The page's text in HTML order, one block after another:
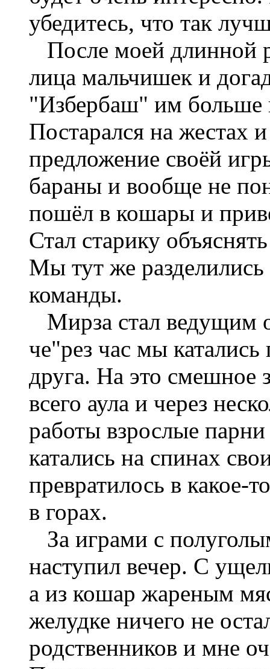
убедитесь, что так
После моей длинной
лица мальчишек и
"Избербаш" им больше
Постарался на жестах
предложение своёй
бараны и вообще не
пошёл в кошары и
Стал старику
Мы тут же
команды.
Мирза стал ведущим
че"рез час мы
друга. На это смешное
всего аула и через
работы взрослые
катались на спинах
превратилось в какое-
в горах.
За играми с
наступил вечер. С
а из кошар жареным
желудке ничего не
родственников и мне